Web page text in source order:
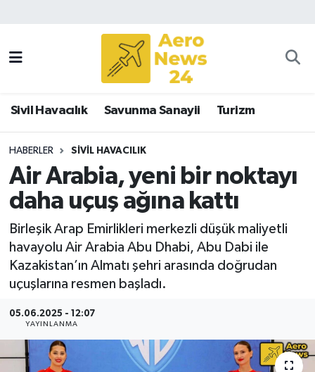
Sivil Havacılık Savunma Sanayii Turizm
HABERLER SIVIL HAVACILIK
Air Arabia, yeni bir noktayı
daha uçuş ağına kattı
Birleşik Arap Emirlikleri merkezli düşük maliyetli
havayolu Air Arabia Abu Dhabi, Abu Dabi ile
Kazakistan’ın Almatı şehri arasında doğrudan
uçuşlarına resmen başladı.
05.06.2025 - 12:07
YAYINLANMA